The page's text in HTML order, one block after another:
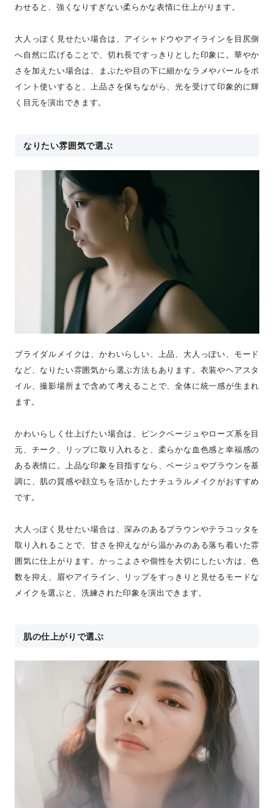
わせると、強くなりすぎない柔らかな表情に仕上がります。
大人っぽく見せたい場合は、アイシャドウやアイラインを目尻側
へ自然に広げることで、切れ長ですっきりとした印象に。華やか
さを加えたい場合は、まぶたや目の下に細かなラメやパールをポ
イント使いすると、上品さを保ちながら、光を受けて印象的に輝
く目元を演出できます。
なりたい雰囲気で選ぶ
ブライダルメイクは、かわいらしい、上品、大人っぽい、モード
など、なりたい雰囲気から選ぶ方法もあります。衣装やヘアスタ
イル、撮影場所まで含めて考えることで、全体に統一感が生まれ
ます。
かわいらしく仕上げたい場合は、ピンクベージュやローズ系を目
元、チーク、リップに取り入れると、柔らかな血色感と幸福感の
ある表情に。上品な印象を目指すなら、ベージュやブラウンを基
調に、肌の質感や顔立ちを活かしたナチュラルメイクがおすすめ
です。
大人っぽく見せたい場合は、深みのあるブラウンやテラコッタを
取り入れることで、甘さを抑えながら温かみのある落ち着いた雰
囲気に仕上がります。かっこよさや個性を大切にしたい方は、色
数を抑え、眉やアイライン、リップをすっきりと見せるモードな
メイクを選ぶと、洗練された印象を演出できます。
肌の仕上がりで選ぶ